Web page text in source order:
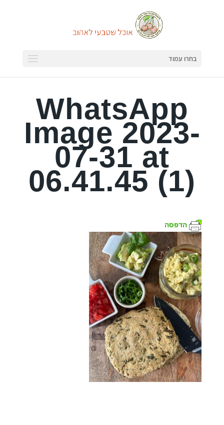
בחרו עמוד
WhatsApp
Image 2023-
07-31 at
06.41.45 (1)
הדפסה